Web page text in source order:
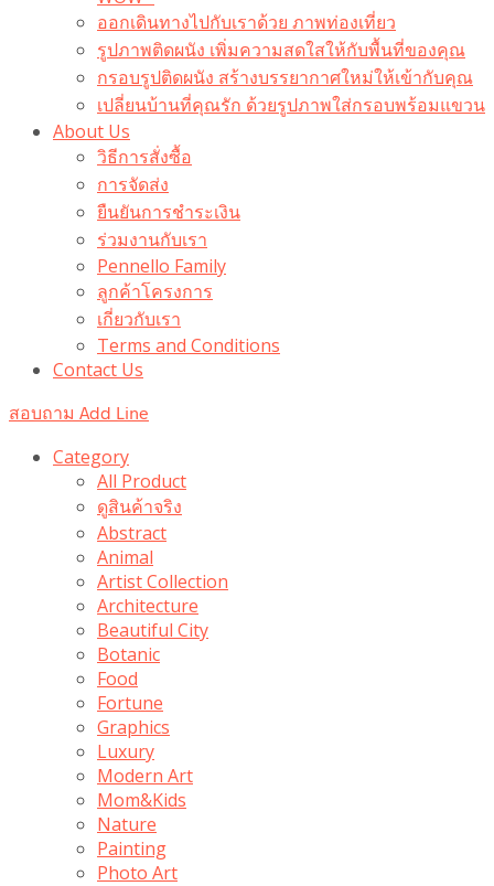
ออกเดินทางไปกับเราด้วย ภาพท่องเที่ยว
รูปภาพติดผนัง เพิ่มความสดใสให้กับพื้นที่ของคุณ
กรอบรูปติดผนัง สร้างบรรยากาศใหม่ให้เข้ากับคุณ
เปลี่ยนบ้านที่คุณรัก ด้วยรูปภาพใส่กรอบพร้อมแขวน​
About Us
วิธีการสั่งซื้อ
การจัดส่ง
ยืนยันการชำระเงิน
ร่วมงานกับเรา
Pennello Family
ลูกค้าโครงการ
เกี่ยวกับเรา
Terms and Conditions
Contact Us
สอบถาม Add Line
Category
All Product
ดูสินค้าจริง
Abstract
Animal
Artist Collection
Architecture
Beautiful City
Botanic
Food
Fortune
Graphics
Luxury
Modern Art
Mom&Kids
Nature
Painting
Photo Art